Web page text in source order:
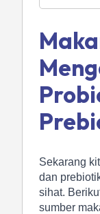
Sekarang
dan
sihat.
sumber